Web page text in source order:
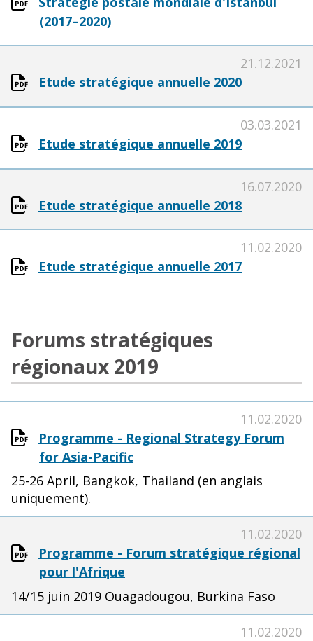
(2017–2020)
Etude stratégique annuelle 2020
21.12.2021
Etude stratégique annuelle 2019
03.03.2021
Etude stratégique annuelle 2018
16.07.2020
Etude stratégique annuelle 2017
11.02.2020
Forums stratégiques
régionaux 2019
Programme - Regional Strategy Forum
for Asia-Pacific
11.02.2020
25-26 April, Bangkok, Thailand (en anglais
uniquement).
Programme - Forum stratégique régional
pour l'Afrique
11.02.2020
14/15 juin 2019 Ouagadougou, Burkina Faso
11.02.2020